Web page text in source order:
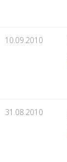
10.09.2010
31.08.2010